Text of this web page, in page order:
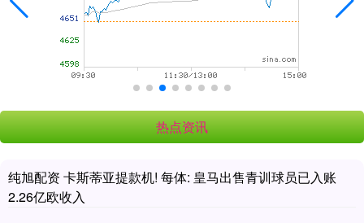
热点资讯
纯旭配资 卡斯蒂亚提款机! 每体: 皇马出售青训球员已入账
2.26亿欧收入